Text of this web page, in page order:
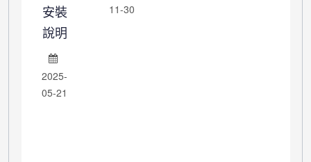
安裝
說明
2025-
05-21
11-30